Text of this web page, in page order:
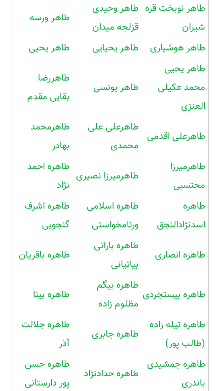
طاهر نوبخت قره
شیران
طاهر وحیدی
قزلجه میدان
طاهر ورسه
طاهر هوشیاری طاهر یحیایی
طاهر یحیی
طاهر یحیی
محمد عکیلی
العنزی
طاهر یونسی
طاهررضا
بقایی مقدم
طاهرعلی اقدمی
طاهرعلی علی
محمدی
طاهرمحمد
بهادر
طاهرمیرزا
محتسبی
طاهرمیرزا نصیری
طاهره احمد
نژاد
طاهره
اسدنژادالنجق
طاهره اسلامی
ورنامخواستی
طاهره اشرف
گنجویی
طاهره انصاری
طاهره بارانی
بیاتیانی
طاهره باقریان
طاهره بیستجردی
طاهره بیگم
مظلوم زاده
طاهره بینا
طاهره تیله زاده
(طالب پور)
طاهره جابری
طاهره جلالت
آذر
طاهره جمشیدی
باندری
طاهره حدادنژاد
طاهره حسن
پور دارستانی